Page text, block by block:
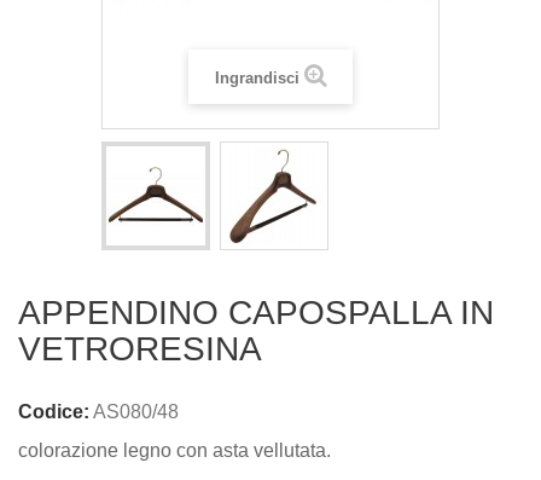
Ingrandisci
APPENDINO CAPOSPALLA IN
VETRORESINA
Codice: AS080/48
colorazione legno con asta vellutata.